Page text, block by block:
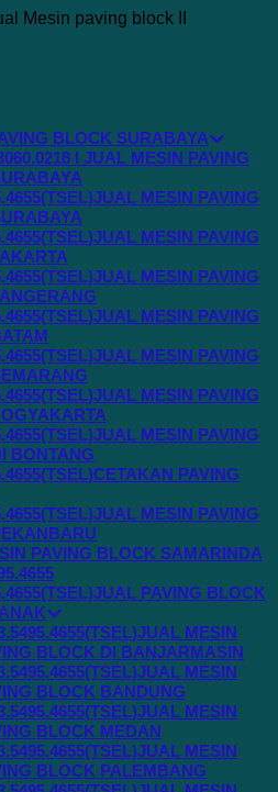
BLOCK SURABAYA
I JUAL MESIN PAVING
MESIN PAVING
MESIN PAVING
MESIN PAVING
MESIN PAVING
MESIN PAVING
MESIN PAVING
MESIN PAVING
BONTANG
PAVING
MESIN PAVING
PAVING BLOCK SAMARINDA
PAVING BLOCK
MESIN
BLOCK DI BANJARMASIN
MESIN
BLOCK BANDUNG
MESIN
BLOCK MEDAN
MESIN
BLOCK PALEMBANG